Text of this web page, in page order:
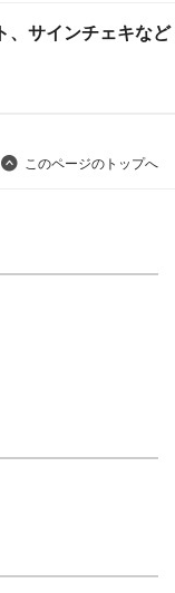
、サインチェキなど
このページのトップへ